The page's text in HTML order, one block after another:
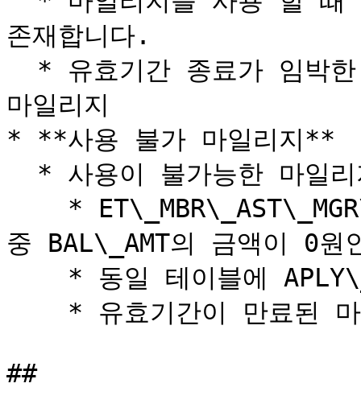
존재합니다.
마일리지
* **사용 불가 마일리지**
중 BAL\_AMT의 금액이 0원